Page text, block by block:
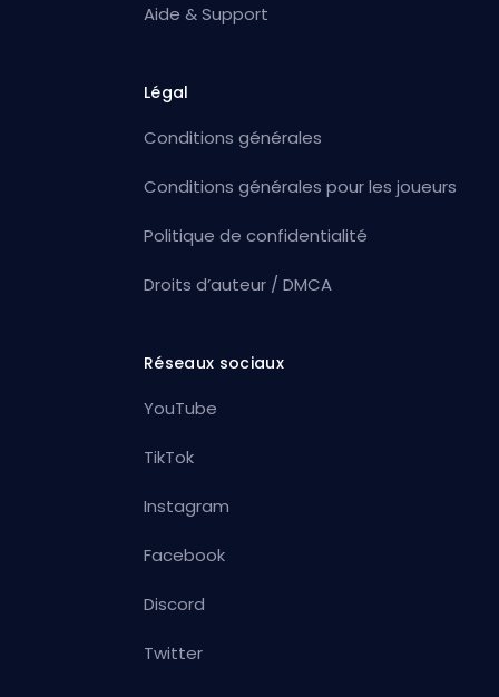
Aide & Support
Légal
Conditions générales
Conditions générales pour les joueurs
Politique de confidentialité
Droits d’auteur / DMCA
Réseaux sociaux
YouTube
TikTok
Instagram
Facebook
Discord
Twitter